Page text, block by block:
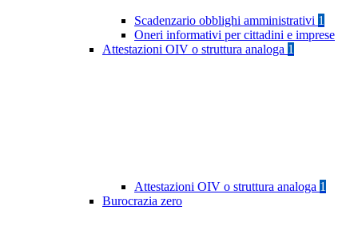
Scadenzario obblighi amministrativi 1
Oneri informativi per cittadini e imprese
Attestazioni OIV o struttura analoga 1
Attestazioni OIV o struttura analoga 1
Burocrazia zero